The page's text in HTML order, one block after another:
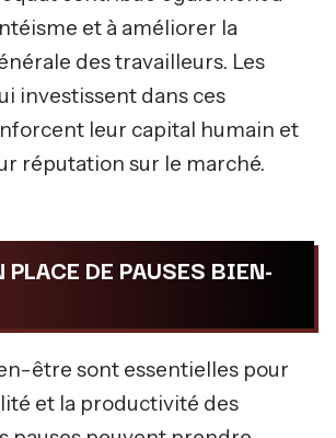
et à améliorer la
des travailleurs. Les
investissent dans ces
leur capital humain et
réputation sur le marché.
PLACE DE PAUSES BIEN-
être sont essentielles pour
et la productivité des